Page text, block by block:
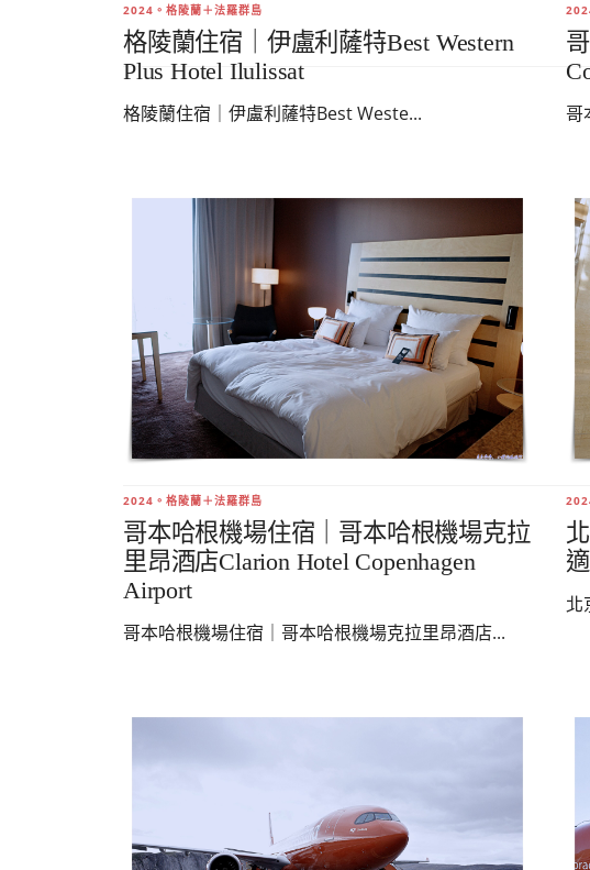
2024。格陵蘭＋法羅群島
格陵蘭住宿｜伊盧利薩特Best Western
Plus Hotel Ilulissat
格陵蘭住宿｜伊盧利薩特Best Weste... 哥
2024。格陵蘭＋法羅群島
哥本哈根機場住宿｜哥本哈根機場克拉
里昂酒店Clarion Hotel Copenhagen
Airport
哥本哈根機場住宿｜哥本哈根機場克拉里昂酒店...
北